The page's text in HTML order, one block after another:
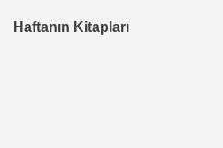
Haftanın Kitapları